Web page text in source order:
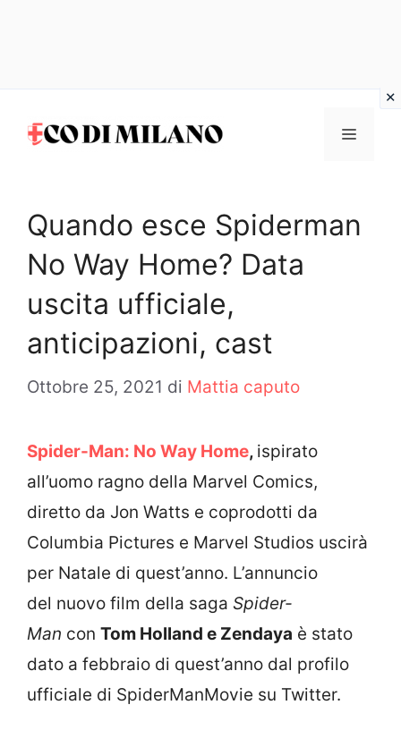
MENU
Quando esce Spiderman
No Way Home? Data
uscita ufficiale,
anticipazioni, cast
Ottobre 25, 2021 di Mattia caputo
Spider-Man: No Way Home, ispirato
all’uomo ragno della Marvel Comics,
diretto da Jon Watts e coprodotti da
Columbia Pictures e Marvel Studios uscirà
per Natale di quest’anno. L’annuncio
del nuovo film della saga Spider-
Man con Tom Holland e Zendaya è stato
dato a febbraio di quest’anno dal profilo
ufficiale di SpiderManMovie su Twitter.